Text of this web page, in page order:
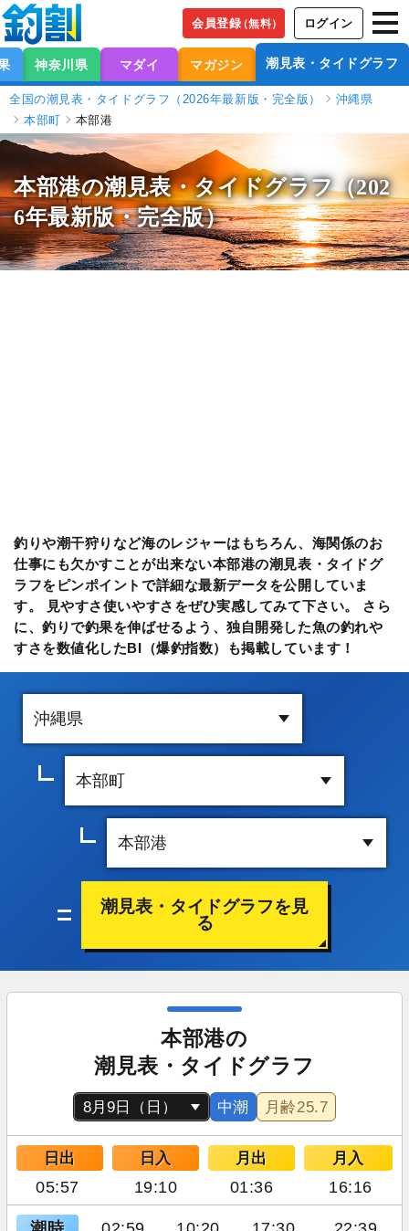
会員登録（無料） ログイン
神奈川県 マダイ マガジン 潮見表・タイドグラフ
全国の潮見表・タイドグラフ（2026年最新版・完全版）
沖縄県
本部町
本部港
本部港の潮見表・タイドグラフ（202
6年最新版・完全版）
釣りや潮干狩りなど海のレジャーはもちろん、海関係のお
仕事にも欠かすことが出来ない本部港の潮見表・タイドグ
ラフをピンポイントで詳細な最新データを公開していま
す。 見やすさ使いやすさをぜひ実感してみて下さい。 さら
に、釣りで釣果を伸ばせるよう、独自開発した魚の釣れや
すさを数値化したBI（爆釣指数）も掲載しています！
潮見表・タイドグラフを見
る
本部港の
潮見表・タイドグラフ
中潮 月齢25.7
日出 日入 月出 月入
05:57 19:10 01:36 16:16